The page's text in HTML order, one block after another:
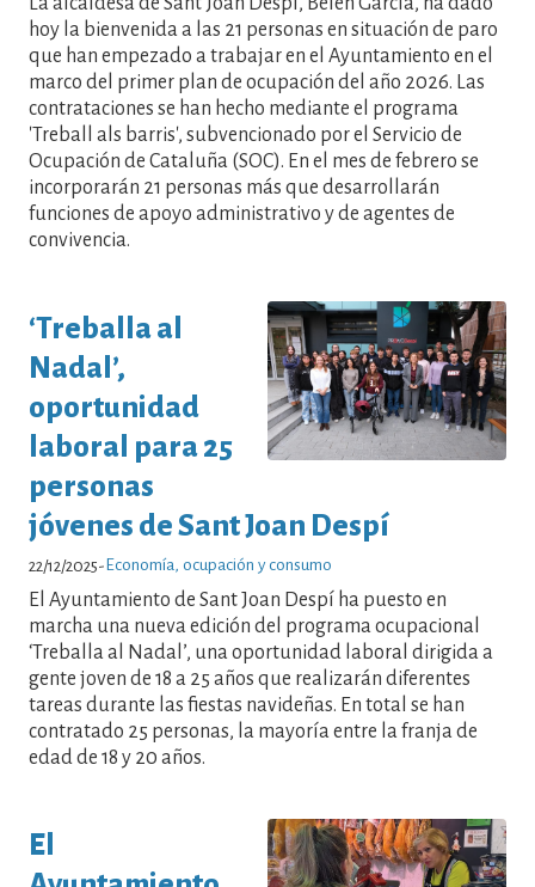
hoy la bienvenida a las 21 personas en situación de paro
que han empezado a trabajar en el Ayuntamiento en el
marco del primer plan de ocupación del año 2026. Las
contrataciones se han hecho mediante el programa
'Treball als barris', subvencionado por el Servicio de
Ocupación de Cataluña (SOC). En el mes de febrero se
incorporarán 21 personas más que desarrollarán
funciones de apoyo administrativo y de agentes de
convivencia.
‘Treballa al
Nadal’,
oportunidad
laboral para 25
personas
jóvenes de Sant Joan Despí
22/12/2025-Economía, ocupación y consumo
El Ayuntamiento de Sant Joan Despí ha puesto en
marcha una nueva edición del programa ocupacional
‘Treballa al Nadal’, una oportunidad laboral dirigida a
gente joven de 18 a 25 años que realizarán diferentes
tareas durante las fiestas navideñas. En total se han
contratado 25 personas, la mayoría entre la franja de
edad de 18 y 20 años.
El